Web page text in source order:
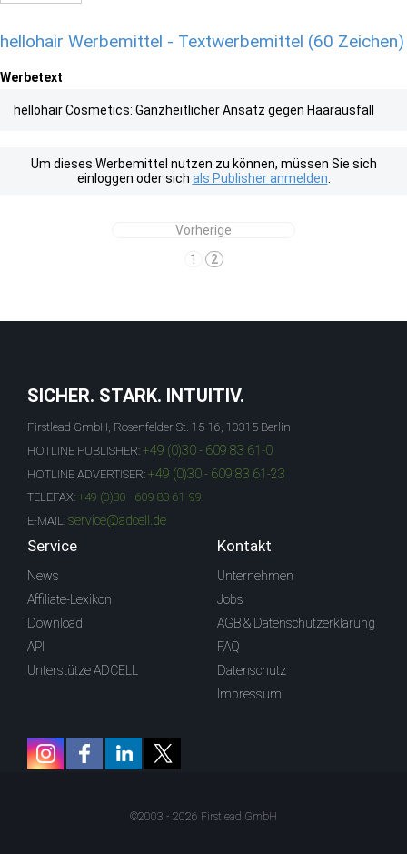
hellohair Werbemittel - Textwerbemittel (60 Zeichen)
Werbetext
hellohair Cosmetics: Ganzheitlicher Ansatz gegen Haarausfall
Um dieses Werbemittel nutzen zu können, müssen Sie sich
einloggen oder sich als Publisher anmelden
Vorherige
1
2
SICHER. STARK. INTUITIV.
Firstlead GmbH, Rosenfelder St. 15-16, 10315 Berlin
HOTLINE PUBLISHER: +49 (0)30 - 609 83 61-0
HOTLINE ADVERTISER: +49 (0)30 - 609 83 61-23
TELEFAX: +49 (0)30 - 609 83 61-99
E-MAIL: service@adcell.de
Service
News
Affiliate-Lexikon
Download
API
Unterstütze ADCELL
Kontakt
Unternehmen
Jobs
AGB & Datenschutzerklärung
FAQ
Datenschutz
Impressum
©2003 - 2026 Firstlead GmbH